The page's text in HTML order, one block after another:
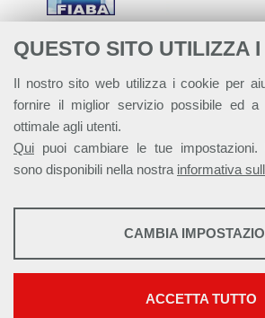
QUESTO SITO UTILIZZA
Il nostro sito web utilizza i cookie per
fornire il miglior servizio possibile ed a
ottimale agli utenti.
Qui puoi cambiare le tue impostazioni.
sono disponibili nella nostra informativa
STATISTICHE
Mostra maggiori informazioni
CAMBIA
ACCETTA TUTTO
Alleanza Italiana per lo Sviluppo